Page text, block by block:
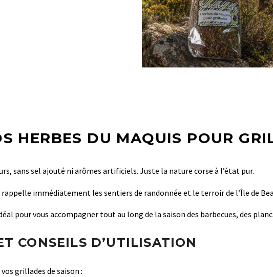
HERBES DU MAQUIS POUR
sans sel ajouté ni arômes artificiels. Juste la nature corse à l’état pur.
rappelle immédiatement les sentiers de randonnée et le terroir de l’Île de
pour vous accompagner tout au long de la saison des barbecues, des
CONSEILS D’UTILISATION
grillades de saison :